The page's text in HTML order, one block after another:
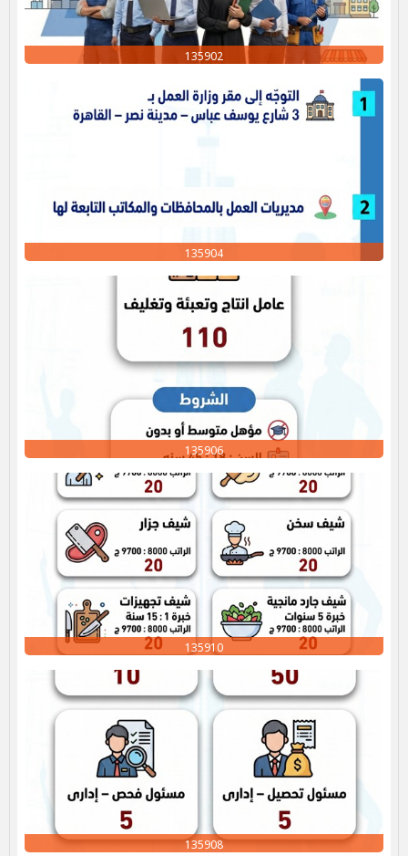
135902
135904
135906
135910
135908